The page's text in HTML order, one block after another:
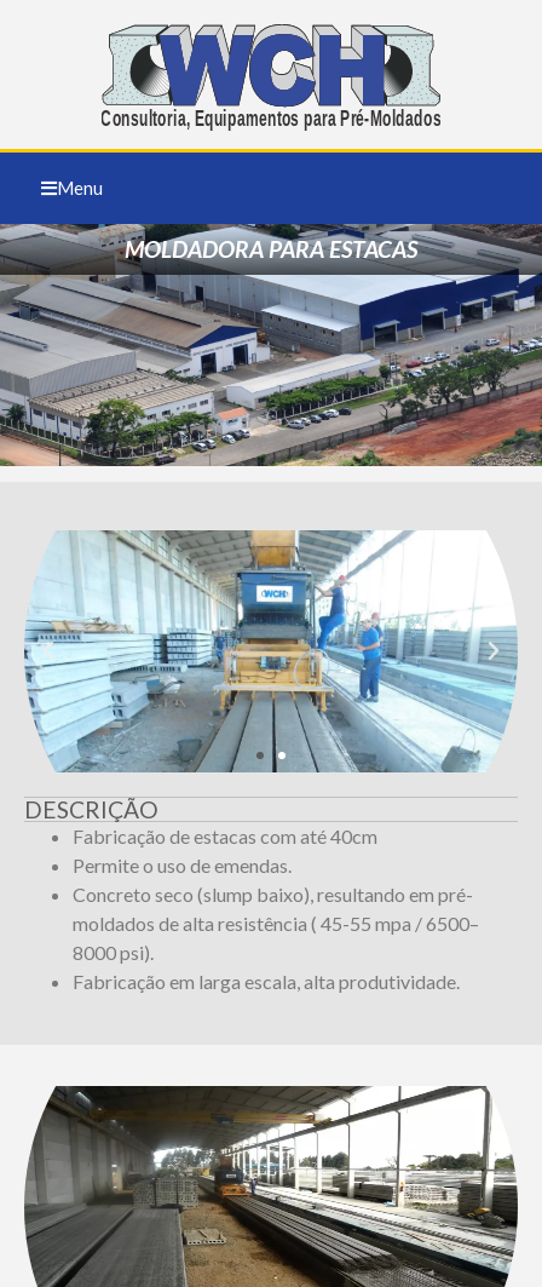
Menu
MOLDADORA PARA ESTACAS
DESCRIÇÃO
Fabricação de estacas com até 40cm
Permite o uso de emendas.
Concreto seco (slump baixo), resultando em pré-
moldados de alta resistência ( 45-55 mpa / 6500–
8000 psi).
Fabricação em larga escala, alta produtividade.